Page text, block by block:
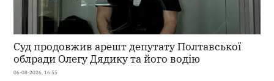
Суд продовжив арешт депутату Полтавської
облради Олегу Дядику та його водію
06-08-2026, 16:55